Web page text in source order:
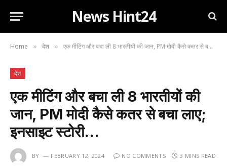
News Hint24
Home » देश » एक मीटिंग और बचा ली 8 भारतीयों की जान, PM मोदी कैसे कतर से बचा लाए; इनसाइट स्टोरी…
देश
एक मीटिंग और बचा ली 8 भारतीयों की
जान, PM मोदी कैसे कतर से बचा लाए;
इनसाइट स्टोरी…
BY FEBRUARY 12, 2024 NO COMMENTS 3 MINS READ